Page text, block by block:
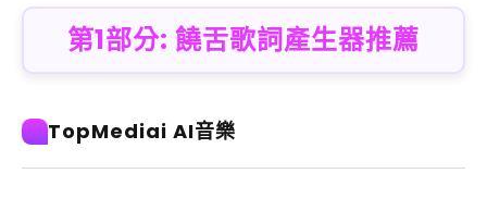
第1部分: 饒舌歌詞產生器推薦
TopMediai AI音樂